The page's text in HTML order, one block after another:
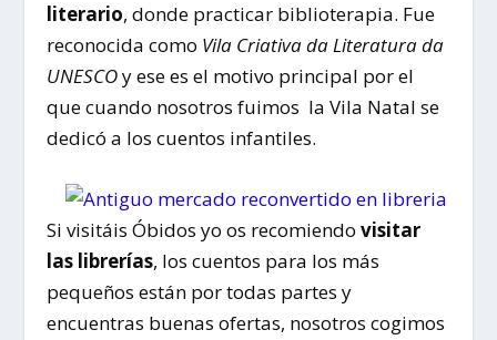
literario, donde practicar biblioterapia. Fue
reconocida como Vila Criativa da Literatura da
UNESCOy ese es el motivo principal por el
que cuando nosotros fuimos la Vila Natal se
dedicó a los cuentos infantiles.
Si visitáis Óbidos yo os recomiendovisitar
las librerías, los cuentos para los más
pequeños están por todas partes y
encuentras buenas ofertas, nosotros cogimos